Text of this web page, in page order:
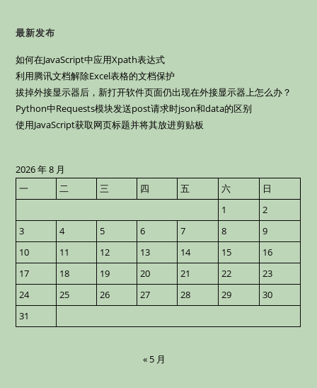
最新发布
如何在JavaScript中应用Xpath表达式
利用腾讯文档解除Excel表格的文档保护
拔掉外接显示器后，新打开软件页面仍出现在外接显示器上怎么办？
Python中Requests模块发送post请求时json和data的区别
使用JavaScript获取网页标题并将其放进剪贴板
2026 年 8 月
一
二 三 四 五 六
日
1
2
3
4 5 6 7 8
9
10
11 12 13 14 15
16
17
18 19 20 21 22
23
24
25 26 27 28 29
30
31
« 5 月